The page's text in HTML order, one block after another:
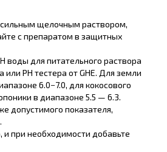
сильным щелочным раствором,
с препаратом в защитных
воды для питательного раствора
PH тестера от GHE. Для земли
6.0−7.0, для кокосового
в диапазоне 5.5 — 6.3.
допустимого показателя,
при необходимости добавьте